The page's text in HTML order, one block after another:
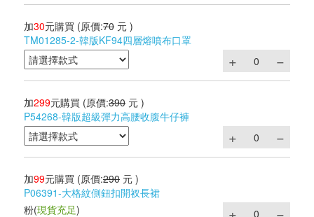
加30元購買 (原價:70 元 )
TM01285-2-韓版KF94四層熔噴布口罩
加299元購買 (原價:390 元 )
P54268-韓版超級彈力高腰收腹牛仔褲
加99元購買 (原價:290 元 )
P06391-大格紋側鈕扣開衩長裙
粉(現貨充足)